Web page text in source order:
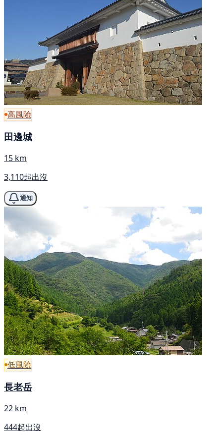
高風險
田邊城
15 km
3,110起出沒
通知
低風險
長老岳
22 km
444起出沒